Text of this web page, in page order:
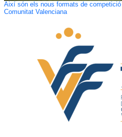
Així són els nous formats de
Comunitat Valenciana